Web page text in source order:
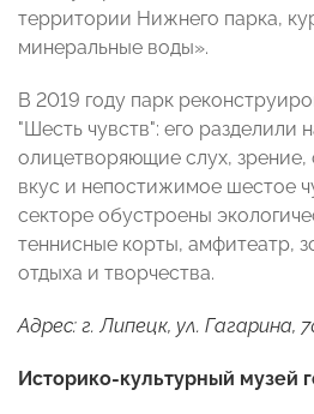
территории Нижнего парка,
минеральные воды».
В 2019 году парк
"Шесть чувств": его разделили
олицетворяющие слух, зрение,
вкус и непостижимое шестое
секторе обустроены
теннисные корты, амфитеатр,
отдыха и творчества.
Адрес: г. Липецк, ул. Гагарина,
Историко-культурный музей